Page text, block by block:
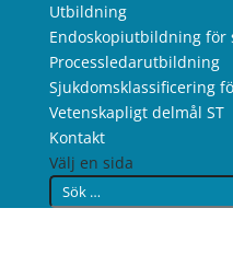
Utbildning
Endoskopiutbildning för
Processledarutbildning
Sjukdomsklassificering
Vetenskapligt delmål ST
Kontakt
Välj en sida